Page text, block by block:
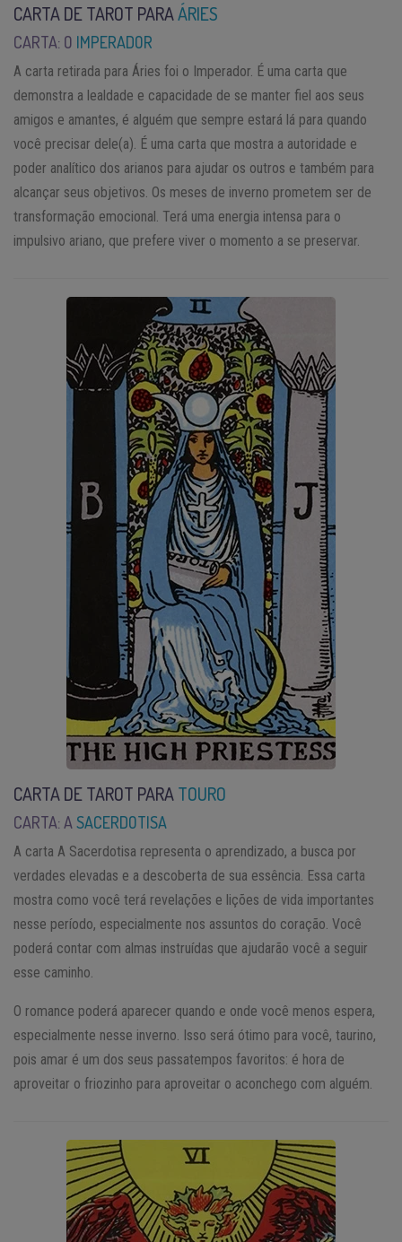
CARTA DE TAROT PARAÁRIES
CARTA: O IMPERADOR
A carta retirada para Áries foi o Imperador. É uma carta que
demonstra a lealdade e capacidade de se manter fiel aos seus
amigos e amantes, é alguém que sempre estará lá para quando
você precisar dele(a). É uma carta que mostra a autoridade e
poder analítico dos arianos para ajudar os outros e também para
alcançar seus objetivos. Os meses de inverno prometem ser de
transformação emocional. Terá uma energia intensa para o
impulsivo ariano, que prefere viver o momento a se preservar.
CARTA DE TAROT PARATOURO
CARTA: ASACERDOTISA
A carta A Sacerdotisa representa o aprendizado, a busca por
verdades elevadas e a descoberta de sua essência. Essa carta
mostra como você terá revelações e lições de vida importantes
nesse período, especialmente nos assuntos do coração. Você
poderá contar com almas instruídas que ajudarão você a seguir
esse caminho.
O romance poderá aparecer quando e onde você menos espera,
especialmente nesse inverno. Isso será ótimo para você, taurino,
pois amar é um dos seus passatempos favoritos: é hora de
aproveitar o friozinho para aproveitar o aconchego com alguém.